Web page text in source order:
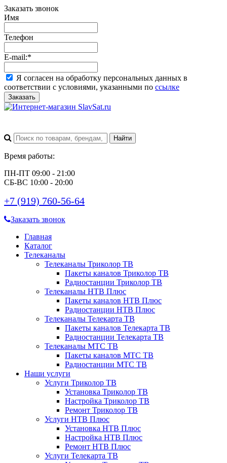
Заказать звонок
Имя
Телефон
E-mail:*
Я согласен на обработку персональных данных в
соответствии с условиями, указанными по ссылке
Заказать
Время работы:
ПН-ПТ 09:00 - 21:00
СБ-ВС 10:00 - 20:00
+7 (919) 760-56-64
Заказать звонок
Главная
Каталог
Телеканалы
Телеканалы Триколор ТВ
Пакеты каналов Триколор ТВ
Радиостанции Триколор ТВ
Телеканалы НТВ Плюс
Пакеты каналов НТВ Плюс
Радиостанции НТВ Плюс
Телеканалы Телекарта ТВ
Пакеты каналов Телекарта ТВ
Радиостанции Телекарта ТВ
Телеканалы МТС ТВ
Пакеты каналов МТС ТВ
Радиостанции МТС ТВ
Наши услуги
Услуги Триколор ТВ
Установка Триколор ТВ
Настройка Триколор ТВ
Ремонт Триколор ТВ
Услуги НТВ Плюс
Установка НТВ Плюс
Настройка НТВ Плюс
Ремонт НТВ Плюс
Услуги Телекарта ТВ